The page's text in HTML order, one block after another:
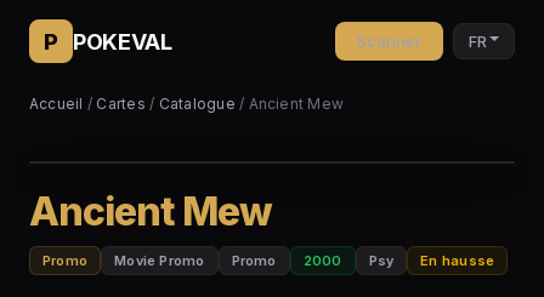
P POKEVAL Scanner FR
Accueil / Cartes / Catalogue / Ancient Mew
Ancient Mew
Promo Movie Promo Promo 2000 Psy En hausse